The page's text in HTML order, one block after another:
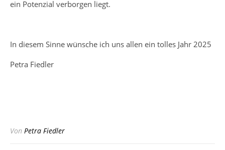
ein Potenzial verborgen liegt.
In diesem Sinne wünsche ich uns allen ein tolles Jahr 2025
Petra Fiedler
Von Petra Fiedler